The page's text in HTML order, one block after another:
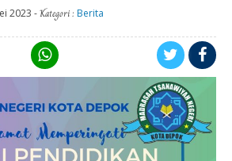
2023 -Kategori : Berita